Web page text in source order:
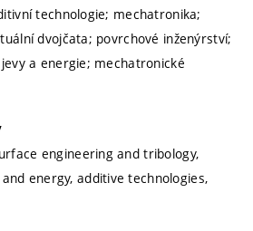
technologie; mechatronika;
dvojčata; povrchové inženýrství;
a energie; mechatronické
engineering and tribology,
energy, additive technologies,